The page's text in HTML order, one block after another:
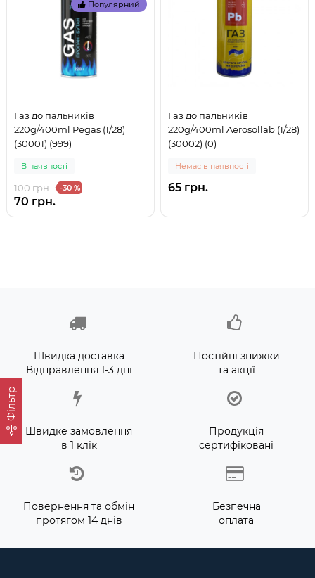
Фільтр
Популярний
Газ до пальників
220g/400ml Pegas (1/28)
(30001) (999)
В наявностi
100 грн. -30 %
70 грн.
Газ до пальників
220g/400ml Aerosollab (1/28)
(30002) (0)
Немає в наявності
65 грн.
Швидка доставка
Відправлення 1-3 дні
Постійні знижки
та акції
Швидке замовлення
в 1 клік
Продукція
сертифіковані
Повернення та обмін
протягом 14 днів
Безпечна
оплата